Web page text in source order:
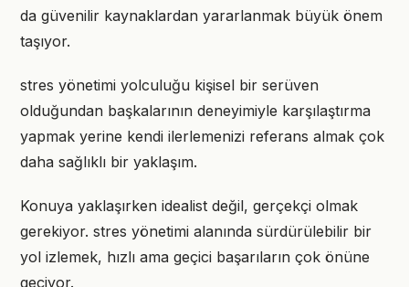
da güvenilir kaynaklardan yararlanmak büyük önem
taşıyor.
stres yönetimi yolculuğu kişisel bir serüven
olduğundan başkalarının deneyimiyle karşılaştırma
yapmak yerine kendi ilerlemenizi referans almak çok
daha sağlıklı bir yaklaşım.
Konuya yaklaşırken idealist değil, gerçekçi olmak
gerekiyor. stres yönetimi alanında sürdürülebilir bir
yol izlemek, hızlı ama geçici başarıların çok önüne
geçiyor.